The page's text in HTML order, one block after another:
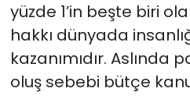
yüzde 1’in beşte biri
hakkı dünyada
kazanımıdır. Aslında
oluş sebebi bütçe